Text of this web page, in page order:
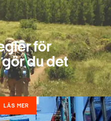
för
du det
LÄS MER